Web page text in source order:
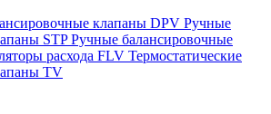
клапаны DPV Ручные
STPРучные балансировочные
расхода FLV Термостатические
TV